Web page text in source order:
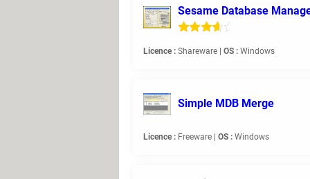
Sesame Database
Licence : Shareware | OS : Windows
Simple MDB Merge
Licence : Freeware | OS : Windows